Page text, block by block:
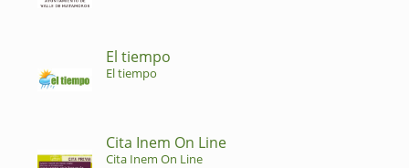
El tiempo
El tiempo
Cita Inem On Line
Cita Inem On Line